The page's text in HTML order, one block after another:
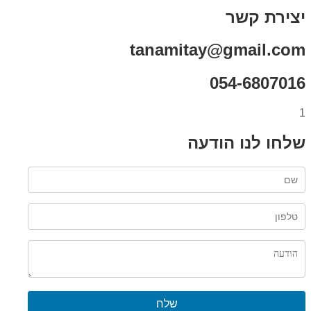
קשר
054-
לנו הודעה